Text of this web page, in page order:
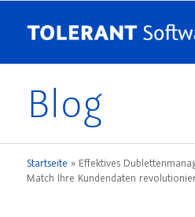
Blog
Startseite » Effektives
Match Ihre Kundendaten